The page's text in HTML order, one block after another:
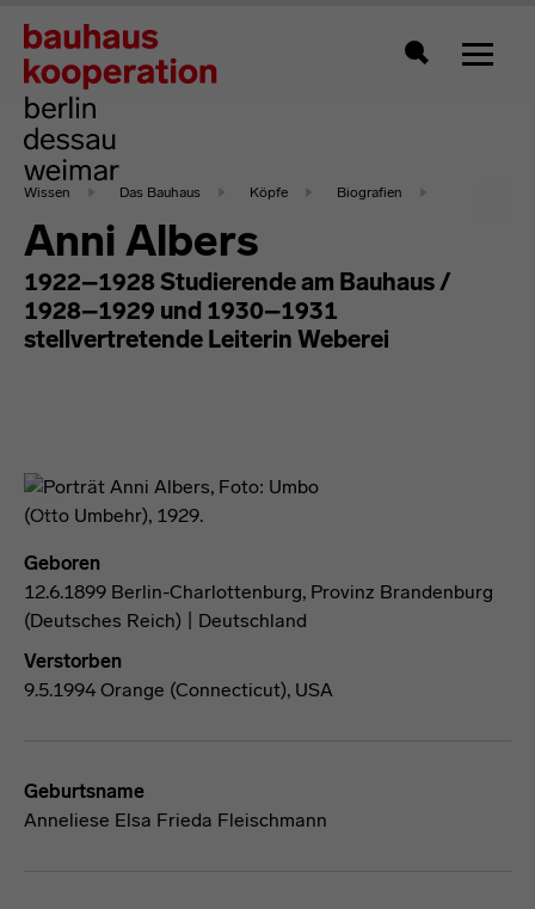
Zeigt
Wissen Das Bauhaus Köpfe Biografien
Anni Albers
1922–1928 Studierende am Bauhaus /
1928–1929 und 1930–1931
stellvertretende Leiterin Weberei
Geboren
12.6.1899 Berlin-Charlottenburg, Provinz Brandenburg
(Deutsches Reich) | Deutschland
Verstorben
9.5.1994 Orange (Connecticut), USA
Geburtsname
Anneliese Elsa Frieda Fleischmann